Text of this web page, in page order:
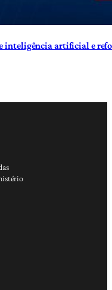
artificial e